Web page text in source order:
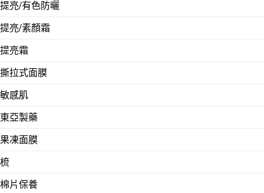
提亮/有色防曬
提亮/素顏霜
提亮霜
撕拉式面膜
敏感肌
東亞製藥
果凍面膜
梳
棉片保養